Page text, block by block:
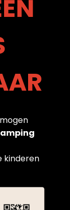
mogen
kinderen